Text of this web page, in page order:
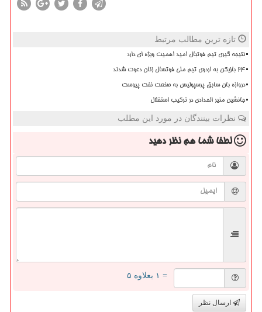
تازه ترین مطالب مرتبط
نتیجه گیری تیم فوتبال امید اهمیت ویژه ای دارد
۲۴ بازیکن به اردوی تیم ملی فوتسال زنان دعوت شدند
دروازه بان سابق پرسپولیس به صنعت نفت پیوست
جانشین منیر الحدادی در ترکیب استقلال
نظرات بینندگان در مورد این مطلب
لطفا شما همنظر دهید
= ۱ بعلاوه ۵
ارسال نظر